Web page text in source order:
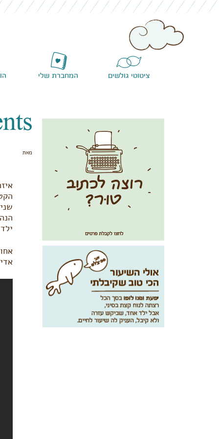
ציטוטי גולשים המחברת שלי
מאת